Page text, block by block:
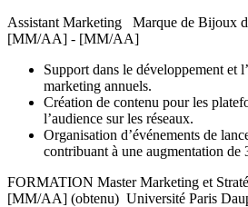
Assistant Marketing Marque de Bijoux
[MM/AA] - [MM/AA]
Support dans le développement et
marketing annuels.
Création de contenu pour les
l’audience sur les réseaux.
Organisation d’événements de
contribuant à une augmentation de
FORMATION Master Marketing et
[MM/AA] (obtenu) Université Paris